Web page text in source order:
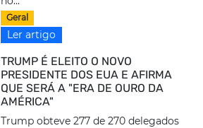
Geral
Ler artigo
TRUMP É ELEITO O NOVO
PRESIDENTE DOS EUA E AFIRMA
QUE SERÁ A "ERA DE OURO DA
AMÉRICA"
Trump obteve 277 de 270 delegados